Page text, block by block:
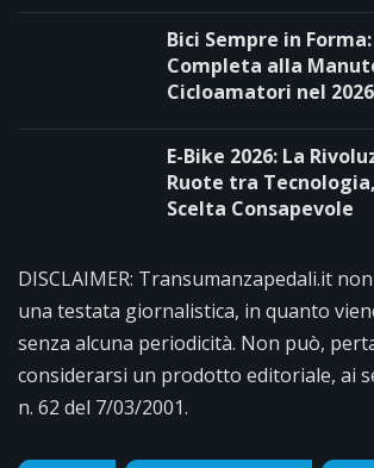
Bici Sempre in
Completa alla
Cicloamatori nel 2026
E-Bike 2026: La
Ruote tra
Scelta Consapevole
DISCLAIMER: Transumanzapedali.it
una testata giornalistica, in quanto
senza alcuna periodicità. Non può,
considerarsi un prodotto editoriale, ai
n. 62 del 7/03/2001.